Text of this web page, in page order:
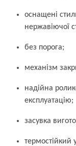
оснащені
нержавіючої
без порога;
механізм
надійна
експлуатацію;
засувка
термостійкий